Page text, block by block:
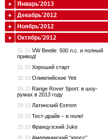
Январь'2013
Декабрь'2012
Ноябрь'2012
Октябрь'2012
31.10 VW Beetle: 500 л.с. и полный
привод!
31.10 Хороший старт
30.10 Олимпийские Yeti
29.10 Range Rover Sport: в шоу-
румах в 2013 году
29.10 Латинский Extrem
26.10 Тест-драйв – в поле!
25.10 Французский Juke
25.10 Американский “кросс”